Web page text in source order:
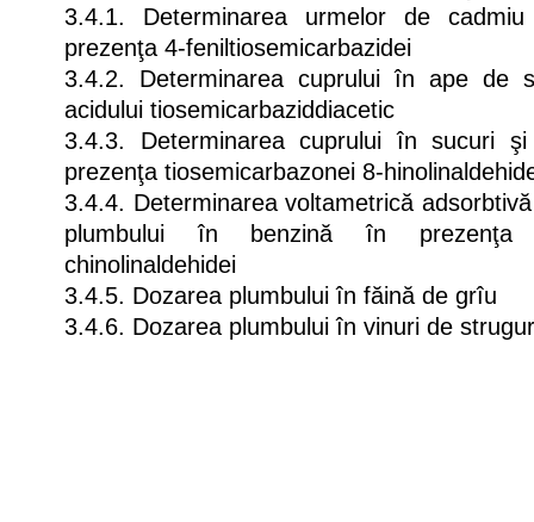
3.4.1. Determinarea urmelor de
prezenţa 4-feniltiosemicarbazidei
3.4.2. Determinarea cuprului în ape de
acidului tiosemicarbaziddiacetic
3.4.3. Determinarea cuprului în sucuri
prezenţa tiosemicarbazonei 8-
3.4.4. Determinarea voltametrică
plumbului în benzină în prezenţa
chinolinaldehidei
3.4.5. Dozarea plumbului în făină de grîu
3.4.6. Dozarea plumbului în vinuri de